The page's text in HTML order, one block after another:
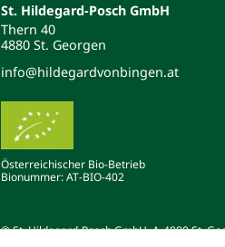
St. Hildegard-Posch GmbH
Thern 40
4880 St. Georgen
info@hildegardvonbingen.at
Österreichischer Bio-Betrieb
Bionummer: AT-BIO-402
© St. Hildegard-Posch GmbH, A-4880 St.